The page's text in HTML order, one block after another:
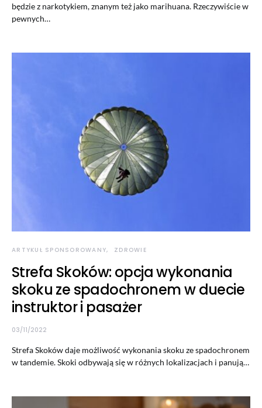
będzie z narkotykiem, znanym też jako marihuana. Rzeczywiście w
pewnych…
ARTYKUŁ SPONSOROWANY ZDROWIE
Strefa Skoków: opcja wykonania
skoku ze spadochronem w duecie
instruktor i pasażer
03/11/2022
Strefa Skoków daje możliwość wykonania skoku ze spadochronem
w tandemie. Skoki odbywają się w różnych lokalizacjach i panują…